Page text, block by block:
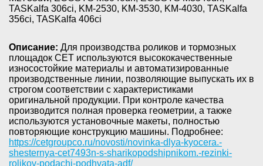
TASKalfa 306ci, KM-2530, KM-3530, KM-4030, TASKalfa
356ci, TASKalfa 406ci
Описание: Для производства роликов и тормозных
площадок CET используются высококачественные
износостойкие материалы и автоматизированные
производственные линии, позволяющие выпускать их в
строгом соответствии с характеристиками
оригинальной продукции. При контроле качества
производится полная проверка геометрии, а также
используются установочные макеты, полностью
повторяющие конструкцию машины. Подробнее:
https://cetgroupco.ru/novosti/novinka-dlya-kyocera.-
shesternya-cet7493n-s-sharikopodshipnikom.-rezinki-
rolikov-podachi-podhvata-adf/